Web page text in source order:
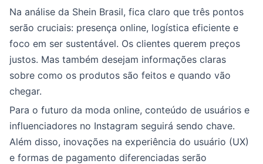
Na análise da Shein Brasil, fica claro que três pontos
serão cruciais: presença online, logística eficiente e
foco em ser sustentável. Os clientes querem preços
justos. Mas também desejam informações claras
sobre como os produtos são feitos e quando vão
chegar.
Para o futuro da moda online, conteúdo de usuários e
influenciadores no Instagram seguirá sendo chave.
Além disso, inovações na experiência do usuário (UX)
e formas de pagamento diferenciadas serão